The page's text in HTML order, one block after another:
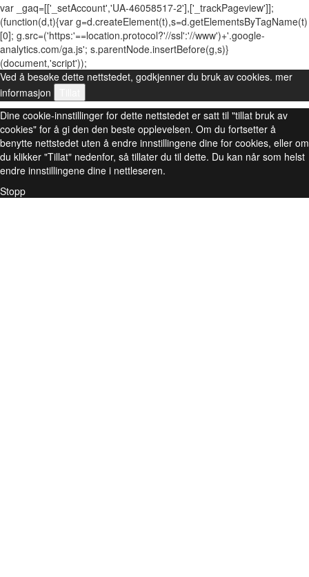
var _gaq=[['_setAccount','UA-46058517-2'],['_trackPageview']];
(function(d,t){var g=d.createElement(t),s=d.getElementsByTagName(t)
[0]; g.src=('https:'==location.protocol?'//ssl':'//www')+'.google-
analytics.com/ga.js'; s.parentNode.insertBefore(g,s)}
(document,'script'));
Ved å besøke dette nettstedet, godkjenner du bruk av cookies. mer
informasjon
Dine cookie-innstillinger for dette nettstedet er satt til "tillat bruk av
cookies" for å gi den den beste opplevelsen. Om du fortsetter å
benytte nettstedet uten å endre innstillingene dine for cookies, eller om
du klikker "Tillat" nedenfor, så tillater du til dette. Du kan når som helst
endre innstillingene dine i nettleseren.
Stopp